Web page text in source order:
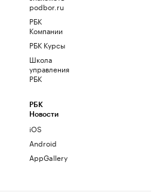
podbor.ru
РБК
Компании
РБК Курсы
Школа
управления
РБК
РБК
Новости
iOS
Android
AppGallery